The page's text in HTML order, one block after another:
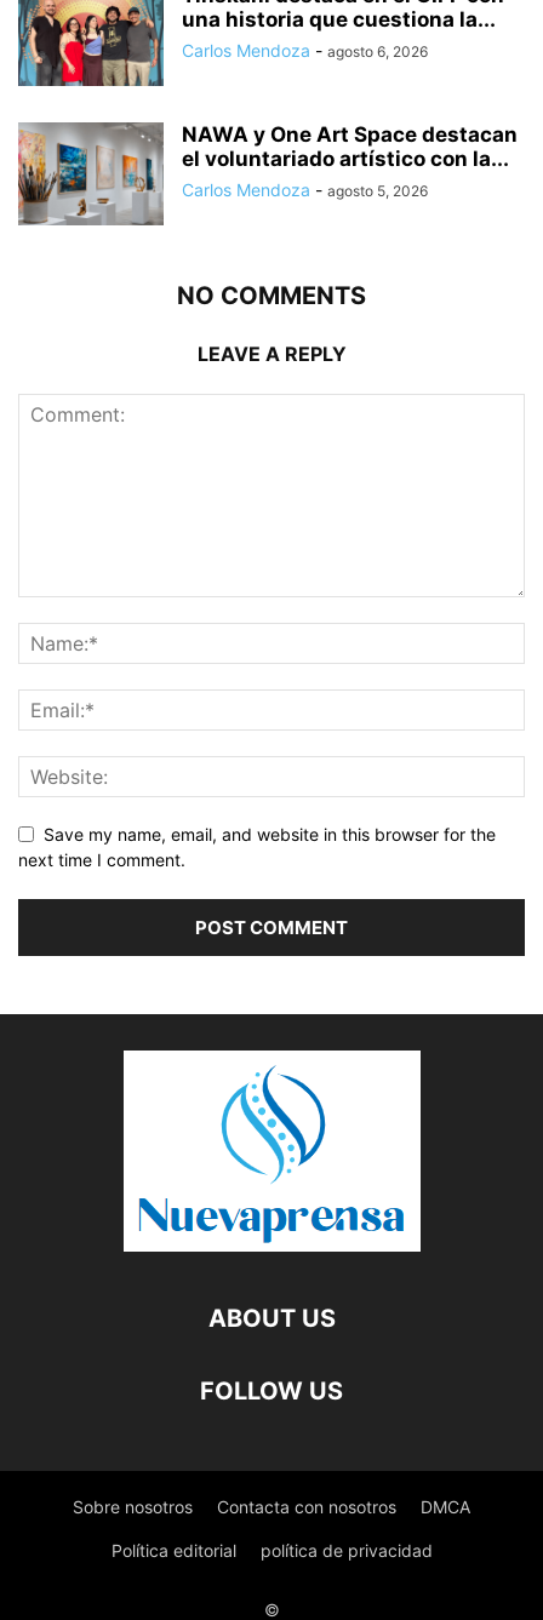
una historia que cuestiona la...
Carlos Mendoza - agosto 6, 2026
NAWA y One Art Space destacan
el voluntariado artístico con la...
Carlos Mendoza - agosto 5, 2026
NO COMMENTS
LEAVE A REPLY
Save my name, email, and website in this browser for the
next time I comment.
ABOUT US
FOLLOW US
Sobre nosotros Contacta con nosotros DMCA
Política editorial política de privacidad
©